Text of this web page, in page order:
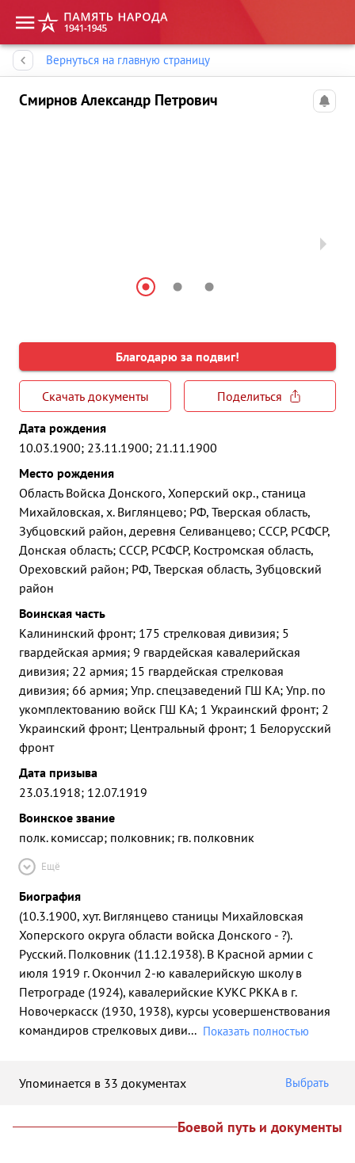
Вернуться на главную страницу
Смирнов Александр Петрович
Благодарю за подвиг!
Скачать документы
Поделиться
Дата рождения
10.03.1900; 23.11.1900; 21.11.1900
Место рождения
Область Войска Донского, Хоперский окр., станица
Михайловская, х. Виглянцево; РФ, Тверская область,
Зубцовский район, деревня Селиванцево; СССР, РСФСР,
Донская область; СССР, РСФСР, Костромская область,
Ореховский район; РФ, Тверская область, Зубцовский
район
Воинская часть
Калининский фронт; 175 стрелковая дивизия; 5
гвардейская армия; 9 гвардейская кавалерийская
дивизия; 22 армия; 15 гвардейская стрелковая
дивизия; 66 армия; Упр. спецзаведений ГШ КА; Упр. по
укомплектованию войск ГШ КА; 1 Украинский фронт; 2
Украинский фронт; Центральный фронт; 1 Белорусский
фронт
Дата призыва
23.03.1918; 12.07.1919
Воинское звание
полк. комиссар; полковник; гв. полковник
Ещё
Биография
(10.3.1900, хут. Виглянцево станицы Михайловская
Хоперского округа области войска Донского - ?).
Русский. Полковник (11.12.1938). В Красной армии с
июля 1919 г. Окончил 2-ю кавалерийскую школу в
Петрограде (1924), кавалерийские КУКС РККА в г.
Новочеркасск (1930, 1938), курсы усовершенствования
командиров стрелковых диви... Показать полностью
Упоминается в 33 документах Выбрать
Боевой путь и документы
Память народа